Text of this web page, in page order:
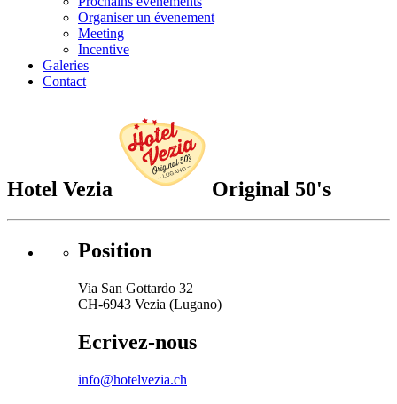
Organiser un évenement
Meeting
Incentive
Galeries
Contact
Hotel Vezia Original 50's
Position
Via San Gottardo 32
CH-6943 Vezia (Lugano)
Ecrivez-nous
info@hotelvezia.ch